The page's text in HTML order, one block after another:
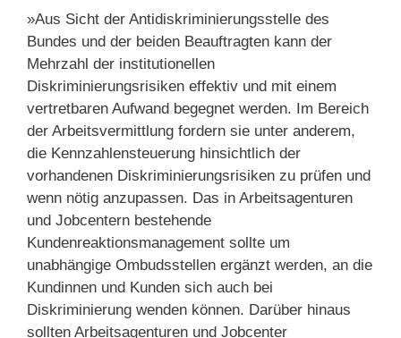
»Aus Sicht der Antidiskriminierungsstelle des
Bundes und der beiden Beauftragten kann der
Mehrzahl der institutionellen
Diskriminierungsrisiken effektiv und mit einem
vertretbaren Aufwand begegnet werden. Im Bereich
der Arbeitsvermittlung fordern sie unter anderem,
die Kennzahlensteuerung hinsichtlich der
vorhandenen Diskriminierungsrisiken zu prüfen und
wenn nötig anzupassen. Das in Arbeitsagenturen
und Jobcentern bestehende
Kundenreaktionsmanagement sollte um
unabhängige Ombudsstellen ergänzt werden, an die
Kundinnen und Kunden sich auch bei
Diskriminierung wenden können. Darüber hinaus
sollten Arbeitsagenturen und Jobcenter